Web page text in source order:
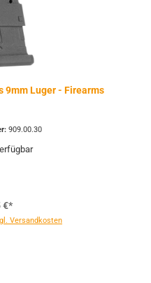
9mm Luger - Firearms
909.00.30
€*
Versandkosten